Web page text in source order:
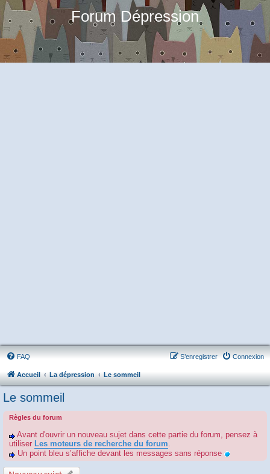
Forum Dépression
FAQ Connexion
S’enregistrer
Accueil La dépression Le sommeil
Le sommeil
Règles du forum
Avant d'ouvrir un nouveau sujet dans cette partie du forum, pensez à
utiliser Les moteurs de recherche du forum.
Un point bleu s’affiche devant les messages sans réponse